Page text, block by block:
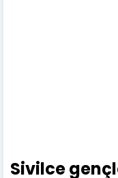
Sivilce